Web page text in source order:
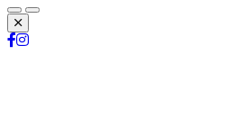
Schließen